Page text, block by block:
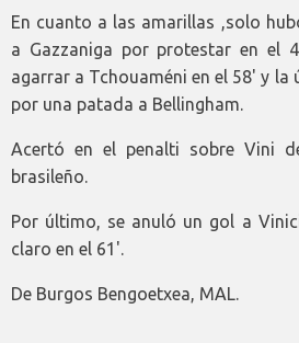
En cuanto a las amarillas ,solo
a Gazzaniga por protestar en el
agarrar a Tchouaméni en el 58' y la
por una patada a Bellingham.
Acertó en el penalti sobre Vini
brasileño.
Por último, se anuló un gol a
claro en el 61'.
De Burgos Bengoetxea, MAL.